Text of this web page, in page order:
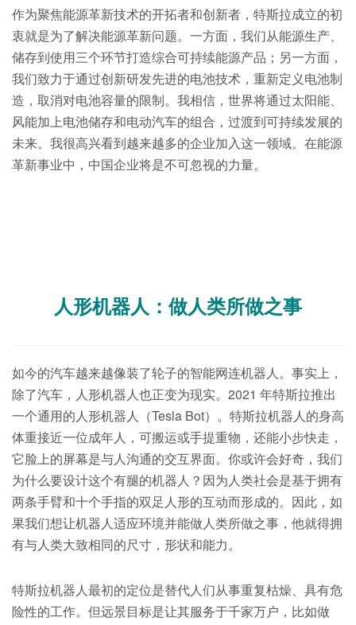
作为聚焦能源革新技术的开拓者和创新者，特斯拉成立的初
衷就是为了解决能源革新问题。一方面，我们从能源生产、
储存到使用三个环节打造综合可持续能源产品；另一方面，
我们致力于通过创新研发先进的电池技术，重新定义电池制
造，取消对电池容量的限制。我相信，世界将通过太阳能、
风能加上电池储存和电动汽车的组合，过渡到可持续发展的
未来。我很高兴看到越来越多的企业加入这一领域。在能源
革新事业中，中国企业将是不可忽视的力量。
人形机器人：做人类所做之事
如今的汽车越来越像装了轮子的智能网连机器人。事实上，
除了汽车，人形机器人也正变为现实。2021 年特斯拉推出
一个通用的人形机器人（Tesla Bot）。特斯拉机器人的身高
体重接近一位成年人，可搬运或手提重物，还能小步快走，
它脸上的屏幕是与人沟通的交互界面。你或许会好奇，我们
为什么要设计这个有腿的机器人？因为人类社会是基于拥有
两条手臂和十个手指的双足人形的互动而形成的。因此，如
果我们想让机器人适应环境并能做人类所做之事，他就得拥
有与人类大致相同的尺寸，形状和能力。
特斯拉机器人最初的定位是替代人们从事重复枯燥、具有危
险性的工作。但远景目标是让其服务于千家万户，比如做